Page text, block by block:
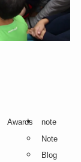
Awards
note
Note
Blog